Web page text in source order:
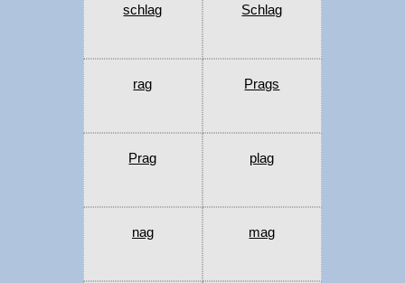
schlag Schlag
rag Prags
Prag plag
nag mag